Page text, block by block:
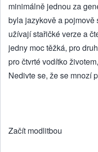
minimálně jednou za
byla jazykově a
užívají stařičké verze a
jedny moc těžká, pro
pro čtvrté vodítko
Nedivte se, že se mnozí
Začít modlitbou